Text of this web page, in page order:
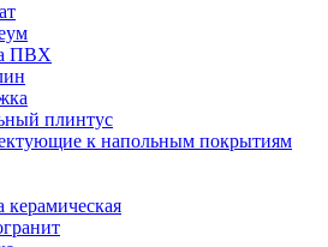
ПВХ
плинтус
к напольным покрытиям
керамическая